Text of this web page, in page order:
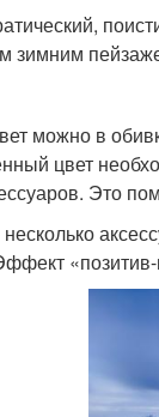
зимним
можно в
цвет
Это
«позитив-